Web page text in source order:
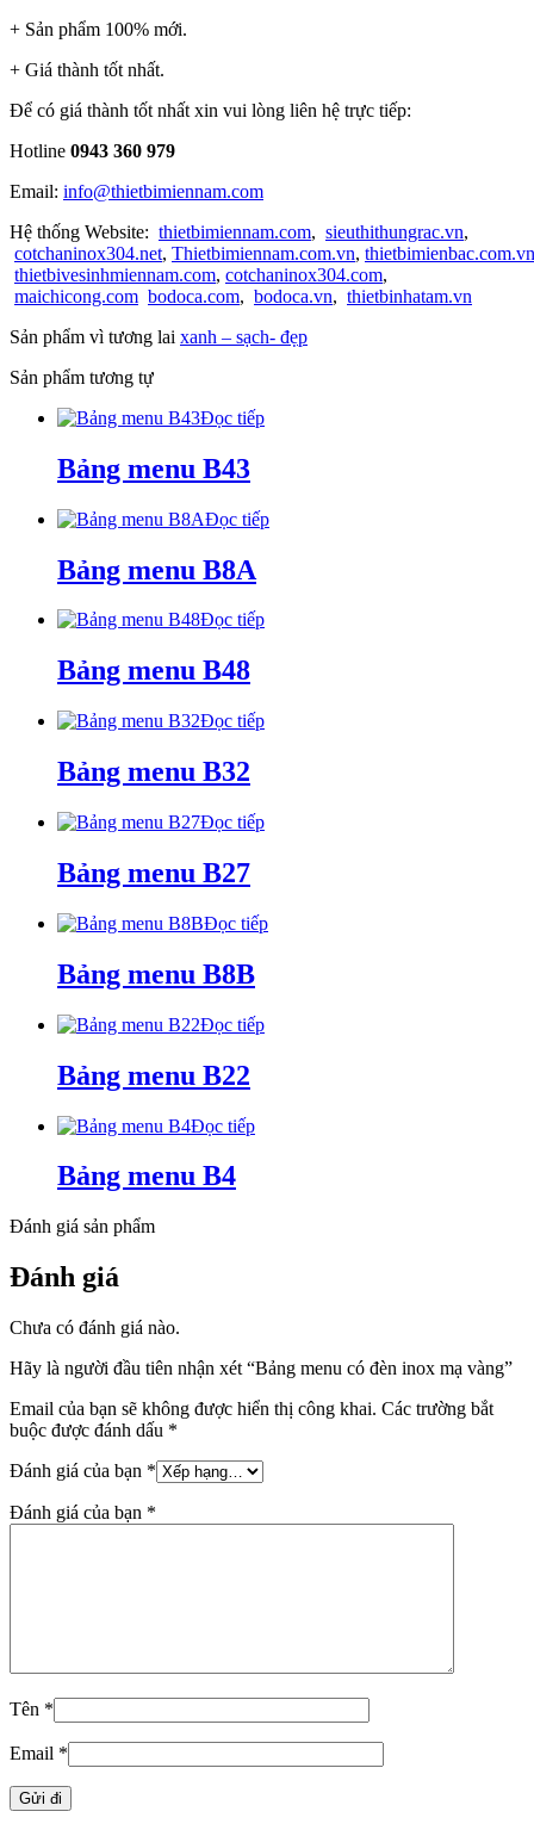
+ Sản phẩm 100% mới.
+ Giá thành tốt nhất.
Để có giá thành tốt nhất xin vui lòng liên hệ trực tiếp:
Hotline 0943 360 979
Email: info@thietbimiennam.com
Hệ thống Website: thietbimiennam.com, sieuthithungrac.vn,
cotchaninox304.net, Thietbimiennam.com.vn, thietbimienbac.com.vn
thietbivesinhmiennam.com, cotchaninox304.com,
maichicong.com bodoca.com, bodoca.vn, thietbinhatam.vn
Sản phẩm vì tương lai xanh – sạch- đẹp
Sản phẩm tương tự
Đọc tiếp
Bảng menu B43
Đọc tiếp
Bảng menu B8A
Đọc tiếp
Bảng menu B48
Đọc tiếp
Bảng menu B32
Đọc tiếp
Bảng menu B27
Đọc tiếp
Bảng menu B8B
Đọc tiếp
Bảng menu B22
Đọc tiếp
Bảng menu B4
Đánh giá sản phẩm
Đánh giá
Chưa có đánh giá nào.
Hãy là người đầu tiên nhận xét “Bảng menu có đèn inox mạ vàng”
Email của bạn sẽ không được hiển thị công khai. Các trường bắt
buộc được đánh dấu *
Đánh giá của bạn *
Đánh giá của bạn *
Tên *
Email *